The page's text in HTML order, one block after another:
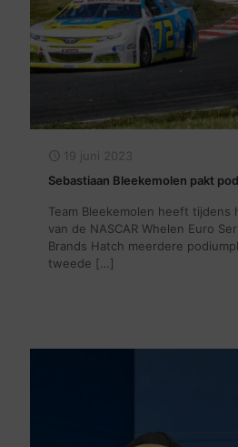
19 juni 2023
Sebastiaan Bleekemolen pakt
Team Bleekemolen heeft
van de NASCAR Whelen Euro
Brands Hatch meerdere
tweede […]